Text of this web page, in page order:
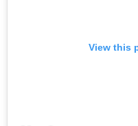
View this